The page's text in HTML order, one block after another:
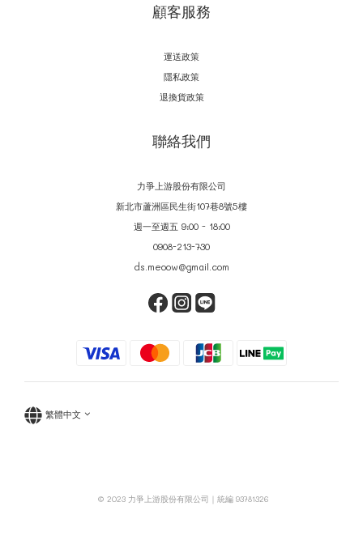
顧客服務
運送政策
隱私政策
退換貨政策
聯絡我們
力爭上游股份有限公司
新北市蘆洲區民生街107巷8號5樓
週一至週五 9:00 - 18:00
0908-213-730
ds.meoow@gmail.com
繁體中文
© 2023 力爭上游股份有限公司｜統編 93781326